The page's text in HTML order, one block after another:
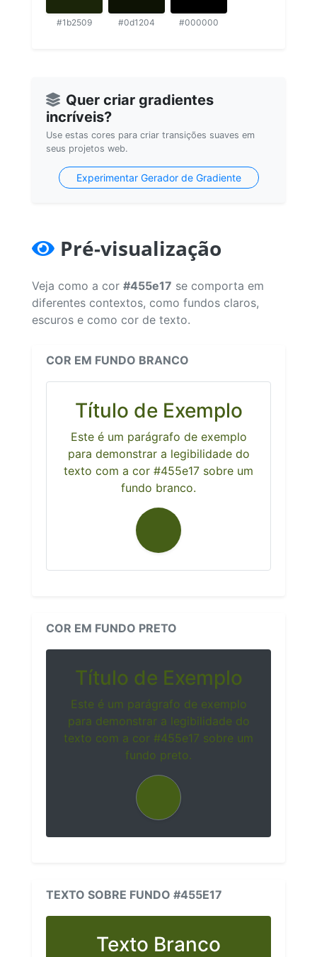
#1b2509 #0d1204 #000000
Quer criar gradientes
incríveis?
Use estas cores para criar transições suaves em
seus projetos web.
Experimentar Gerador de Gradiente
Pré-visualização
Veja como a cor #455e17 se comporta em
diferentes contextos, como fundos claros,
escuros e como cor de texto.
COR EM FUNDO BRANCO
Título de Exemplo
Este é um parágrafo de exemplo
para demonstrar a legibilidade do
texto com a cor #455e17 sobre um
fundo branco.
COR EM FUNDO PRETO
Título de Exemplo
Este é um parágrafo de exemplo
para demonstrar a legibilidade do
texto com a cor #455e17 sobre um
fundo preto.
TEXTO SOBRE FUNDO #455E17
Texto Branco